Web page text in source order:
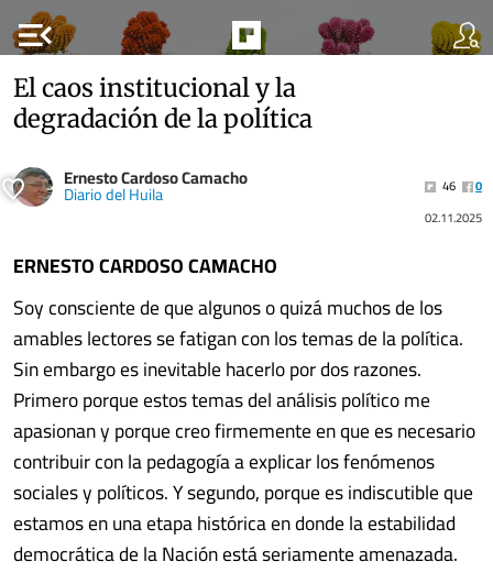
menu_open
El caos institucional y la
degradación de la política
Ernesto Cardoso Camacho
Diario del Huila 46
0
02.11.2025
ERNESTO CARDOSO CAMACHO
Soy consciente de que algunos o quizá muchos de los
amables lectores se fatigan con los temas de la política.
Sin embargo es inevitable hacerlo por dos razones.
Primero porque estos temas del análisis político me
apasionan y porque creo firmemente en que es necesario
contribuir con la pedagogía a explicar los fenómenos
sociales y políticos. Y segundo, porque es indiscutible que
estamos en una etapa histórica en donde la estabilidad
democrática de la Nación está seriamente amenazada.